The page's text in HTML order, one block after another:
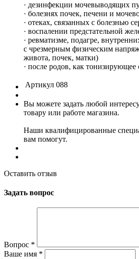
· дезинфекции мочевыводящих
· болезнях почек, печени и
· отеках, связанных с болезнью
· воспалении предстательной
· ревматизме, подагре,
с чрезмерным физическим
живота, почек, матки)
· после родов, как тонизирующее
Артикул 088
Вы можете задать любой
товару или работе магазина.
Наши квалифицированные
вам помогут.
Оставить отзыв
Задать вопрос
Вопрос *
Ваше имя *